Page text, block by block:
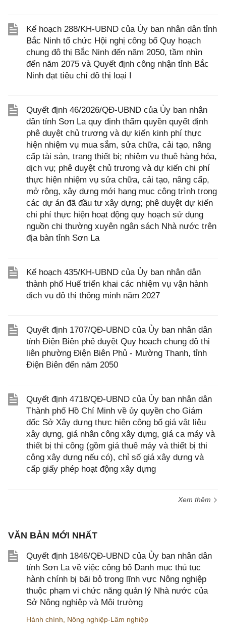
Kế hoạch 288/KH-UBND của Ủy ban nhân dân tỉnh
Bắc Ninh tổ chức Hội nghị công bố Quy hoạch
chung đô thị Bắc Ninh đến năm 2050, tầm nhìn
đến năm 2075 và Quyết định công nhận tỉnh Bắc
Ninh đạt tiêu chí đô thị loại I
Quyết định 46/2026/QĐ-UBND của Ủy ban nhân
dân tỉnh Sơn La quy định thẩm quyền quyết định
phê duyệt chủ trương và dự kiến kinh phí thực
hiện nhiệm vụ mua sắm, sửa chữa, cải tạo, nâng
cấp tài sản, trang thiết bị; nhiệm vụ thuê hàng hóa,
dịch vụ; phê duyệt chủ trương và dự kiến chi phí
thực hiện nhiệm vụ sửa chữa, cải tạo, nâng cấp,
mở rộng, xây dựng mới hạng mục công trình trong
các dự án đã đầu tư xây dựng; phê duyệt dự kiến
chi phí thực hiện hoạt động quy hoạch sử dụng
nguồn chi thường xuyên ngân sách Nhà nước trên
địa bàn tỉnh Sơn La
Kế hoạch 435/KH-UBND của Ủy ban nhân dân
thành phố Huế triển khai các nhiệm vụ vận hành
dịch vụ đô thị thông minh năm 2027
Quyết định 1707/QĐ-UBND của Ủy ban nhân dân
tỉnh Điện Biên phê duyệt Quy hoạch chung đô thị
liên phường Điện Biên Phủ - Mường Thanh, tỉnh
Điện Biên đến năm 2050
Quyết định 4718/QĐ-UBND của Ủy ban nhân dân
Thành phố Hồ Chí Minh về ủy quyền cho Giám
đốc Sở Xây dựng thực hiện công bố giá vật liệu
xây dựng, giá nhân công xây dựng, giá ca máy và
thiết bị thi công (gồm giá thuê máy và thiết bị thi
công xây dựng nếu có), chỉ số giá xây dựng và
cấp giấy phép hoạt động xây dựng
Xem thêm
VĂN BẢN MỚI NHẤT
Quyết định 1846/QĐ-UBND của Ủy ban nhân dân
tỉnh Sơn La về việc công bố Danh mục thủ tục
hành chính bị bãi bỏ trong lĩnh vực Nông nghiệp
thuộc phạm vi chức năng quản lý Nhà nước của
Sở Nông nghiệp và Môi trường
Hành chính Nông nghiệp-Lâm nghiệp